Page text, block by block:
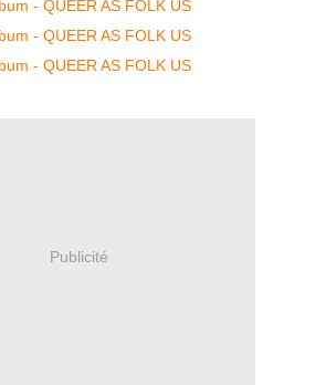
Publicité